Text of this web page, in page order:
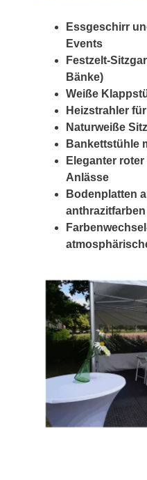
Essgeschirr
Events
Festzelt-
Bänke)
Weiße
Heizstrahler
Naturweiße
Bankettstühle
Eleganter
Anlässe
Bodenplatten
anthrazitfarben